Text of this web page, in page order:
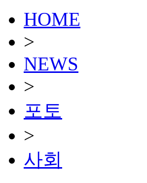
HOME
>
NEWS
>
포토
>
사회